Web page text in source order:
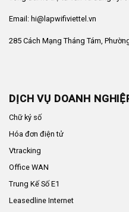
Email: hi@lapwifiviettel.vn
285 Cách Mạng Tháng Tám,
DỊCH VỤ DOANH
Chữ ký số
Hóa đơn điện tử
Vtracking
Office WAN
Trung Kế Số E1
Leasedline Internet